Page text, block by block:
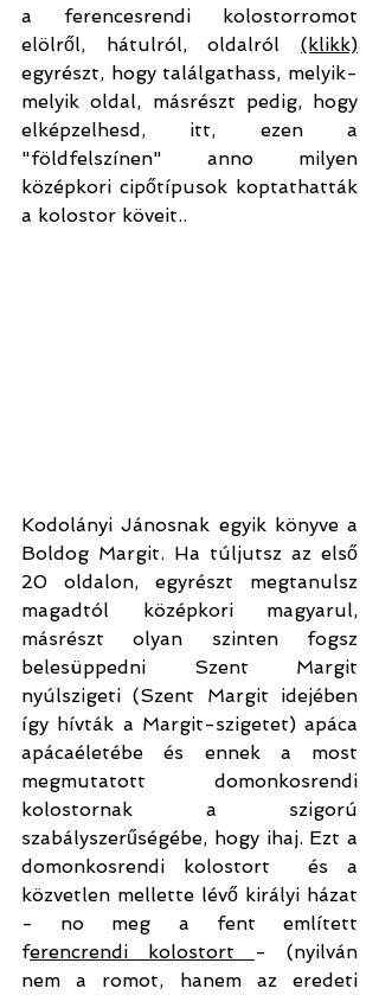
a ferencesrendi kolostorromot
elölről, hátulról, oldalról (klikk)
egyrészt, hogy találgathass, melyik-
melyik oldal, másrészt pedig, hogy
elképzelhesd, itt, ezen a
"földfelszínen" anno milyen
középkori cipőtípusok koptathatták
a kolostor köveit..
Kodolányi Jánosnak egyik könyve a
Boldog Margit. Ha túljutsz az első
20 oldalon, egyrészt megtanulsz
magadtól középkori magyarul,
másrészt olyan szinten fogsz
belesüppedni Szent Margit
nyúlszigeti (Szent Margit idejében
így hívták a Margit-szigetet) apáca
apácaéletébe és ennek a most
megmutatott domonkosrendi
kolostornak a szigorú
szabályszerűségébe, hogy ihaj. Ezt a
domonkosrendi kolostort  és a
közvetlen mellette lévő királyi házat
- no meg a fent említett
ferencrendi kolostort
- (nyilván
nem a romot, hanem az eredeti